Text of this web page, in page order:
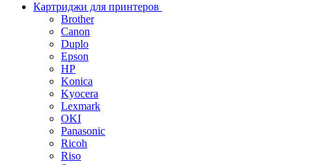
Картриджи для принтеров
Brother
Canon
Duplo
Epson
HP
Konica
Kyocera
Lexmark
OKI
Panasonic
Ricoh
Riso